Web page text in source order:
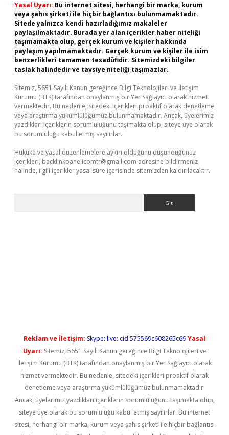
Yasal Uyarı: Bu internet sitesi, herhangi bir marka, kurum
veya şahıs şirketi ile hiçbir bağlantısı bulunmamaktadır.
Sitede yalnızca kendi hazırladığımız makaleler
paylaşılmaktadır. Burada yer alan içerikler haber niteliği
taşımamakta olup, gerçek kurum ve kişiler hakkında
paylaşım yapılmamaktadır. Gerçek kurum ve kişiler ile isim
benzerlikleri tamamen tesadüfidir. Sitemizdeki bilgiler
taslak halindedir ve tavsiye niteliği taşımazlar.
Sitemiz, 5651 Sayılı Kanun gereğince Bilgi Teknolojileri ve İletişim
Kurumu (BTK) tarafından onaylanmış bir Yer Sağlayıcı olarak hizmet
vermektedir. Bu nedenle, sitedeki içerikleri proaktif olarak denetleme
veya araştırma yükümlülüğümüz bulunmamaktadır. Ancak, üyelerimiz
yazdıkları içeriklerin sorumluluğunu taşımakta olup, siteye üye olarak
bu sorumluluğu kabul etmiş sayılırlar.
Hukuka ve yasal düzenlemelere aykırı olduğunu düşündüğünüz
içerikleri, backlinkpanelicomtr@gmail.com adresine bildirmeniz
halinde, ilgili içerikler yasal süre içerisinde sitemizden kaldırılacaktır.
Reklam ve İletişim: Skype: live:.cid.575569c608265c69Yasal
Uyarı: Sitemiz, 5651 Sayılı Kanun gereğince Bilgi Teknolojileri ve
İletişim Kurumu (BTK) tarafından onaylanmış bir Yer Sağlayıcı olarak
hizmet vermektedir. Bu nedenle, sitedeki içerikleri proaktif olarak
denetleme veya araştırma yükümlülüğümüz bulunmamaktadır.
Ancak, üyelerimiz yazdıkları içeriklerin sorumluluğunu taşımakta olup,
siteye üye olarak bu sorumluluğu kabul etmiş sayılırlar. Bu internet
sitesi, herhangi bir marka, kurum veya şahıs şirketi ile hiçbir bağlantısı